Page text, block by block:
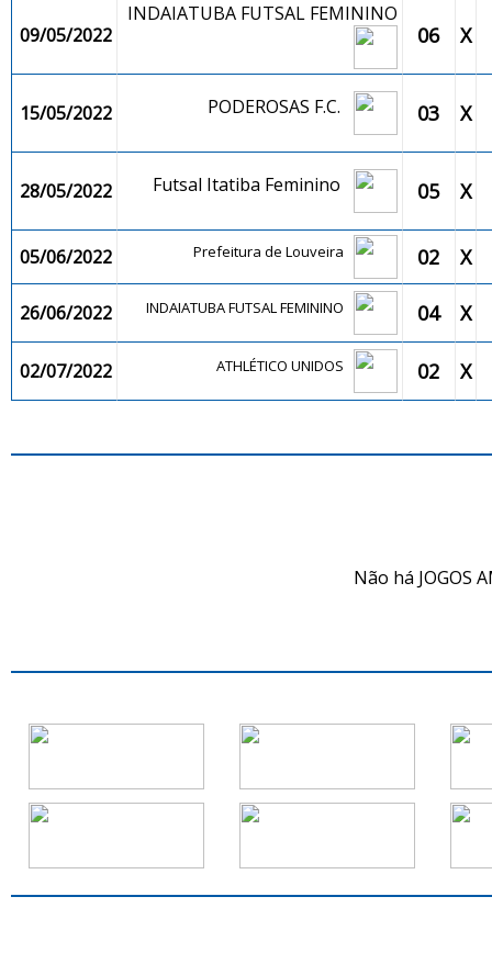
09/05/2022
INDAIATUBA FUTSAL FEMININO
06 X
15/05/2022 PODEROSAS F.C. 03 X
28/05/2022 Futsal Itatiba Feminino 05 X
05/06/2022 Prefeitura de Louveira 02 X
26/06/2022 INDAIATUBA FUTSAL FEMININO 04 X
02/07/2022 ATHLÉTICO UNIDOS 02 X
Não há JOGOS